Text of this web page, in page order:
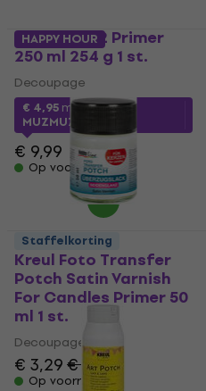
Kreul 90982 Primer
250 ml 254 g 1 st.
Decoupage
€ 4,95met code
MUZMUZ-50
€ 9,99
Op voorraad
HAPPY HOUR
Kreul Foto Transfer
Potch Satin Varnish
For Candles Primer 50
ml 1 st.
Decoupage
€ 3,29€ 3,33
Op voorraad
Staffelkorting